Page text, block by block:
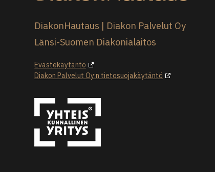
DiakonHautaus | Diakon Palvelut Oy
Länsi-Suomen Diakonialaitos
Evästekäytäntö
Diakon Palvelut Oy:n tietosuojakäytäntö